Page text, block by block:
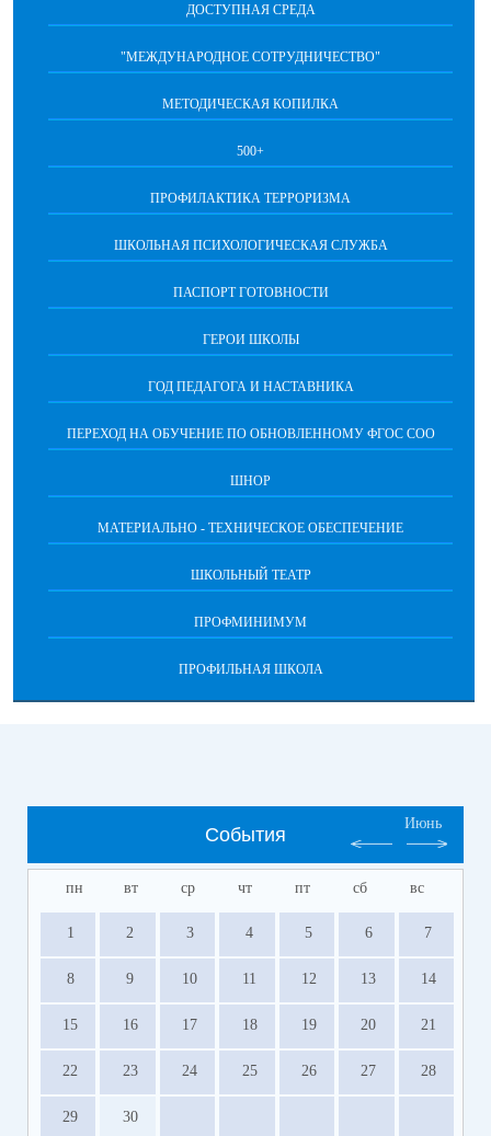
ДОСТУПНАЯ СРЕДА
"МЕЖДУНАРОДНОЕ СОТРУДНИЧЕСТВО"
МЕТОДИЧЕСКАЯ КОПИЛКА
500+
ПРОФИЛАКТИКА ТЕРРОРИЗМА
ШКОЛЬНАЯ ПСИХОЛОГИЧЕСКАЯ СЛУЖБА
ПАСПОРТ ГОТОВНОСТИ
ГЕРОИ ШКОЛЫ
ГОД ПЕДАГОГА И НАСТАВНИКА
ПЕРЕХОД НА ОБУЧЕНИЕ ПО ОБНОВЛЕННОМУ ФГОС СОО
ШНОР
МАТЕРИАЛЬНО - ТЕХНИЧЕСКОЕ ОБЕСПЕЧЕНИЕ
ШКОЛЬНЫЙ ТЕАТР
ПРОФМИНИМУМ
ПРОФИЛЬНАЯ ШКОЛА
События
Июнь
пн вт ср чт пт сб вс
1 2 3 4 5 6 7
8 9 10 11 12 13 14
15 16 17 18 19 20 21
22 23 24 25 26 27 28
29 30